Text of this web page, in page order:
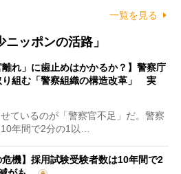
一覧を見る
ッポンの活路」
離れ」に歯止めはかかるか？】警察庁
り組む「警察組織の構造改革」 実
ているのが「警察官不足」だ。警察
年間で2分の1以…
危機】採用試験受験者数は10年間で2